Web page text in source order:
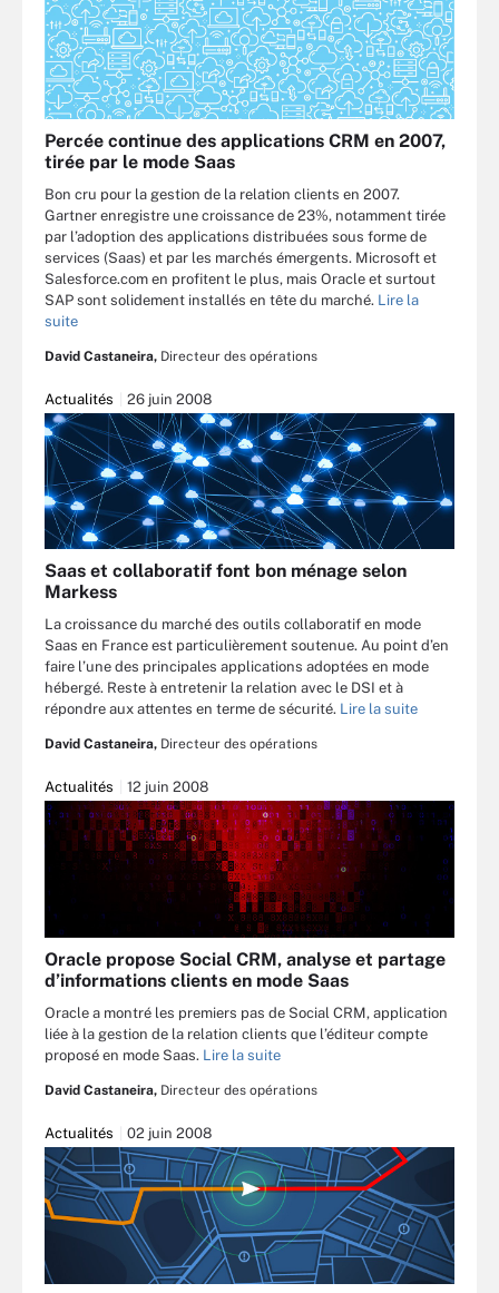
Percée continue des applications CRM en 2007,
tirée par le mode Saas
Bon cru pour la gestion de la relation clients en 2007.
Gartner enregistre une croissance de 23%, notamment tirée
par l’adoption des applications distribuées sous forme de
services (Saas) et par les marchés émergents. Microsoft et
Salesforce.com en profitent le plus, mais Oracle et surtout
SAP sont solidement installés en tête du marché. Lire la
suite
David Castaneira, Directeur des opérations
Actualités 26 juin 2008
Saas et collaboratif font bon ménage selon
Markess
La croissance du marché des outils collaboratif en mode
Saas en France est particulièrement soutenue. Au point d’en
faire l’une des principales applications adoptées en mode
hébergé. Reste à entretenir la relation avec le DSI et à
répondre aux attentes en terme de sécurité. Lire la suite
David Castaneira, Directeur des opérations
Actualités 12 juin 2008
Oracle propose Social CRM, analyse et partage
d’informations clients en mode Saas
Oracle a montré les premiers pas de Social CRM, application
liée à la gestion de la relation clients que l’éditeur compte
proposé en mode Saas. Lire la suite
David Castaneira, Directeur des opérations
Actualités 02 juin 2008